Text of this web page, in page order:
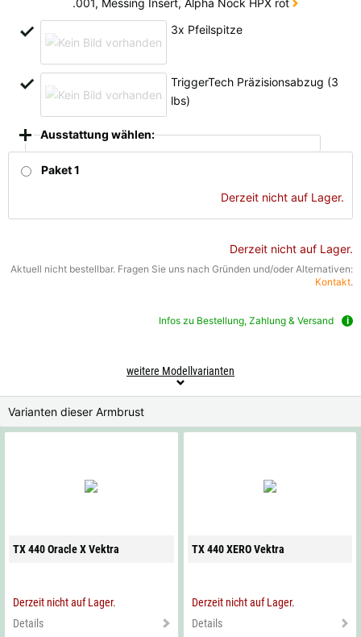
.001, Messing Insert, Alpha Nock HPX rot
3x Pfeilspitze
TriggerTech Präzisionsabzug (3
lbs)
Ausstattung wählen:
Paket 1
Derzeit nicht auf Lager.
Derzeit nicht auf Lager.
Aktuell nicht bestellbar. Fragen Sie uns nach Gründen und/oder Alternativen:
Kontakt.
Infos zu Bestellung, Zahlung & Versand
weitere Modellvarianten
Varianten dieser Armbrust
TX 440 Oracle X Vektra
Derzeit nicht auf Lager.
Details
TX 440 XERO Vektra
Derzeit nicht auf Lager.
Details